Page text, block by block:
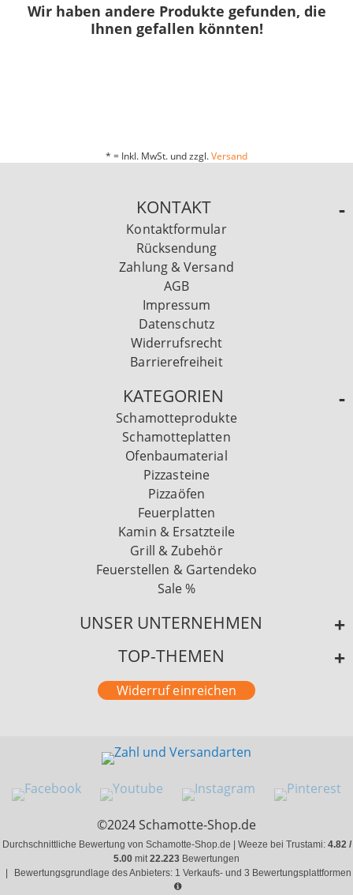
Wir haben andere Produkte gefunden, die
Ihnen gefallen könnten!
* = Inkl. MwSt. und zzgl.Versand
KONTAKT
Kontaktformular
Rücksendung
Zahlung & Versand
AGB
Impressum
Datenschutz
Widerrufsrecht
Barrierefreiheit
KATEGORIEN
Schamotteprodukte
Schamotteplatten
Ofenbaumaterial
Pizzasteine
Pizzaöfen
Feuerplatten
Kamin & Ersatzteile
Grill & Zubehör
Feuerstellen & Gartendeko
Sale %
UNSER UNTERNEHMEN
TOP-THEMEN
Widerruf einreichen
©2024 Schamotte-Shop.de
Durchschnittliche Bewertung von Schamotte-Shop.de | Weeze bei Trustami: 4.82 /
5.00 mit22.223 Bewertungen
Bewertungsgrundlage des Anbieters: 1 Verkaufs- und 3 Bewertungsplattformen